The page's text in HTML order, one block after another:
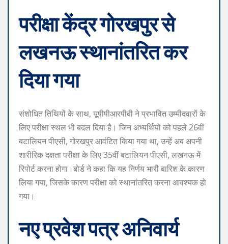
परीक्षा केंद्र गोरखपुर से
लखनऊ स्थानांतरित कर
दिया गया
संशोधित तिथियों के साथ, यूपीपीआरपीबी ने प्रभावित उम्मीदवारों के
लिए परीक्षा स्थल भी बदल दिया है। जिन अभ्यर्थियों को पहले 26वीं
बटालियन पीएसी, गोरखपुर आवंटित किया गया था, उन्हें अब अपनी
शारीरिक दक्षता परीक्षा के लिए 35वीं बटालियन पीएसी, लखनऊ में
रिपोर्ट करना होगा।बोर्ड ने कहा कि यह निर्णय भारी बारिश के कारण
लिया गया, जिसके कारण परीक्षा को स्थानांतरित करना आवश्यक हो
गया।
नए प्रवेश पत्र अनिवार्य